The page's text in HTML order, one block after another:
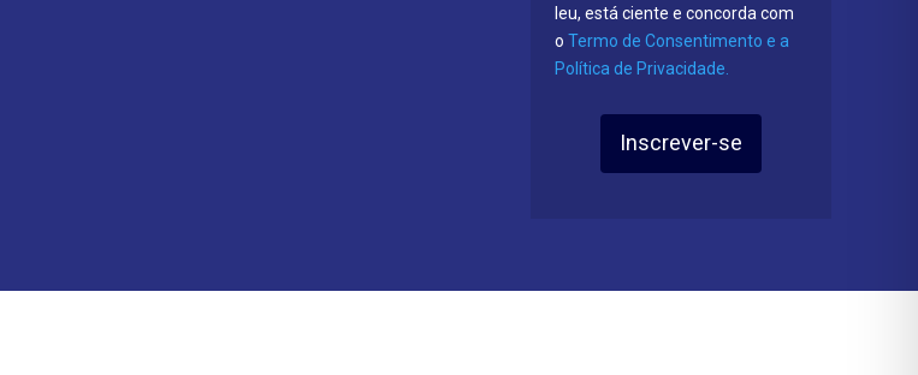
leu, está ciente e concorda com
o Termo de Consentimento e a
Política de Privacidade.
Inscrever-se